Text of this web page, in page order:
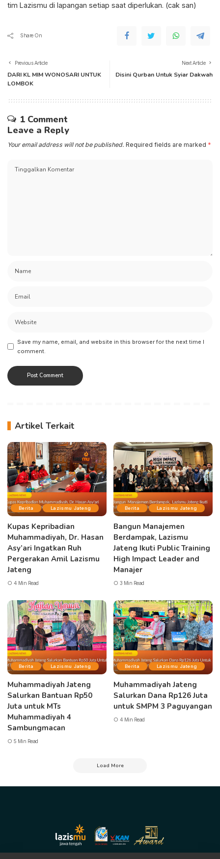
tim Lazismu di lapangan setiap saat diperlukan. (cak san)
Share On
Previous Article
DARI KL MIM WONOSARI UNTUK
LOMBOK
Next Article
Disini Qurban Untuk Syiar Dakwah
1 Comment
Leave a Reply
Your email address will not be published. Required fields are marked *
Save my name, email, and website in this browser for the next time I
comment.
Artikel Terkait
Berita Lazismu Jateng
Kupas Kepribadian
Muhammadiyah, Dr. Hasan
Asy’ari Ingatkan Ruh
Pergerakan Amil Lazismu
Jateng
4 Min Read
Berita Lazismu Jateng
Bangun Manajemen
Berdampak, Lazismu
Jateng Ikuti Public Training
High Impact Leader and
Manajer
3 Min Read
Berita Lazismu Jateng
Muhammadiyah Jateng
Salurkan Bantuan Rp50
Juta untuk MTs
Muhammadiyah 4
Sambungmacan
5 Min Read
Berita Lazismu Jateng
Muhammadiyah Jateng
Salurkan Dana Rp126 Juta
untuk SMPM 3 Paguyangan
4 Min Read
Load More